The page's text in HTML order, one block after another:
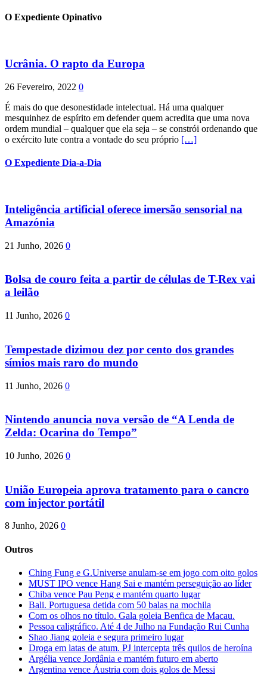
O Expediente Opinativo
Ucrânia. O rapto da Europa
26 Fevereiro, 2022 0
É mais do que desonestidade intelectual. Há uma qualquer
mesquinhez de espírito em defender quem acredita que uma nova
ordem mundial – qualquer que ela seja – se constrói ordenando que
o exército lute contra a vontade do seu próprio […]
O Expediente Dia-a-Dia
Inteligência artificial oferece imersão sensorial na
Amazónia
21 Junho, 2026 0
Bolsa de couro feita a partir de células de T-Rex vai
a leilão
11 Junho, 2026 0
Tempestade dizimou dez por cento dos grandes
símios mais raro do mundo
11 Junho, 2026 0
Nintendo anuncia nova versão de “A Lenda de
Zelda: Ocarina do Tempo”
10 Junho, 2026 0
União Europeia aprova tratamento para o cancro
com injector portátil
8 Junho, 2026 0
Outros
Ching Fung e G.Universe anulam-se em jogo com oito golos
MUST IPO vence Hang Sai e mantém perseguição ao líder
Chiba vence Pau Peng e mantém quarto lugar
Bali. Portuguesa detida com 50 balas na mochila
Com os olhos no título. Gala goleia Benfica de Macau.
Pessoa caligráfico. Até 4 de Julho na Fundação Rui Cunha
Shao Jiang goleia e segura primeiro lugar
Droga em latas de atum. PJ intercepta três quilos de heroína
Argélia vence Jordânia e mantém futuro em aberto
Argentina vence Áustria com dois golos de Messi